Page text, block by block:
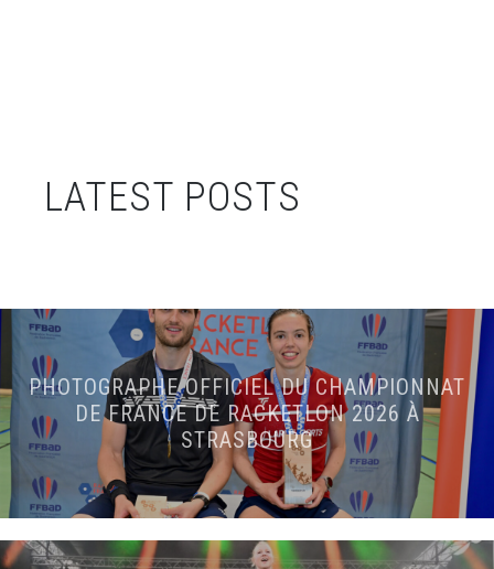
LATEST POSTS
PHOTOGRAPHE OFFICIEL DU CHAMPIONNAT
DE FRANCE DE RACKETLON 2026 À
STRASBOURG